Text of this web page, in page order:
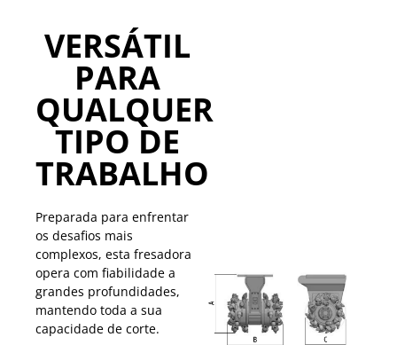
VERSÁTIL
PARA
QUALQUER
TIPO DE
TRABALHO
Preparada para enfrentar
os desafios mais
complexos, esta fresadora
opera com fiabilidade a
grandes profundidades,
mantendo toda a sua
capacidade de corte.